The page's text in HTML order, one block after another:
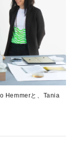
Hemmerと、Tania